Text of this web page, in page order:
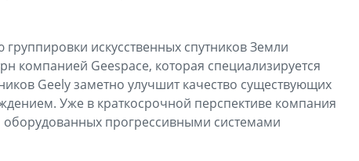
искусственных спутников Земли
компанией Geespace, которая специализируется
Geely заметно улучшит качество существующих
Уже в краткосрочной перспективе компания
оборудованных прогрессивными системами